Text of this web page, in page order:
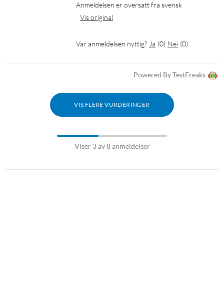
Anmeldelsen er oversatt fra svensk
Vis original
Var anmeldelsen nyttig? Ja (0) Nei (0)
Powered By TestFreaks
VIS FLERE VURDERINGER
Viser 3 av 8 anmeldelser